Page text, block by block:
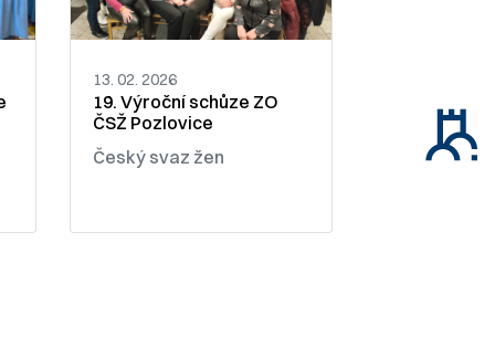
13. 02. 2026
19. Výroční schůze ZO
ČSŽ Pozlovice
Český svaz žen